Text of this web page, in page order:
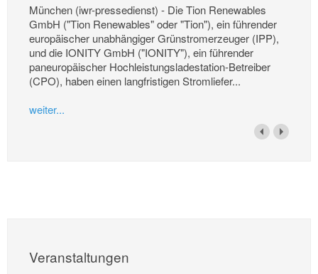
München (iwr-pressedienst) - Die Tion Renewables
GmbH ("Tion Renewables" oder "Tion"), ein führender
europäischer unabhängiger Grünstromerzeuger (IPP),
und die IONITY GmbH ("IONITY"), ein führender
paneuropäischer Hochleistungsladestation-Betreiber
(CPO), haben einen langfristigen Stromliefer...
weiter...
Veranstaltungen